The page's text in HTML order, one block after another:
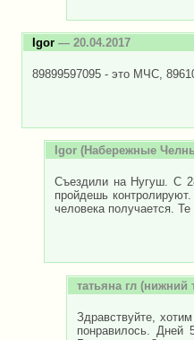
Igor — 20.04.2017
89899597095 - это МЧС,
Igor (Набережные
Съездили на Нугуш. С
пройдешь
человека получается.
татьяна гл (нижний
Здравствуйте,
понравилось. Дней